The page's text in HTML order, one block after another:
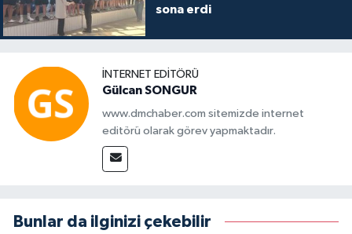
sona erdi
İNTERNET EDITÖRÜ
Gülcan SONGUR
www.dmchaber.com sitemizde internet
editörü olarak görev yapmaktadır.
Bunlar da ilginizi çekebilir